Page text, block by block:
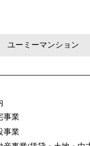
ユーミーマンション
事業
事業